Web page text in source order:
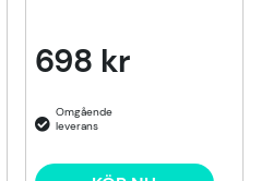
698 kr